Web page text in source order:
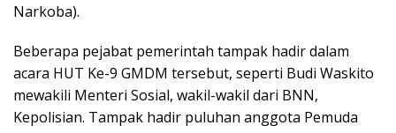
Narkoba).
Beberapa pejabat pemerintah tampak hadir dalam
acara HUT Ke-9 GMDM tersebut, seperti Budi Waskito
mewakili Menteri Sosial, wakil-wakil dari BNN,
Kepolisian. Tampak hadir puluhan anggota Pemuda